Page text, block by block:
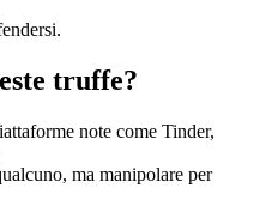
truffe?
note come Tinder,
ma manipolare per